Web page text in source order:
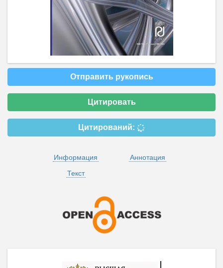
Отправить рукопись
Цитировать
Цитирований:
Информация
Аннотация
Текст